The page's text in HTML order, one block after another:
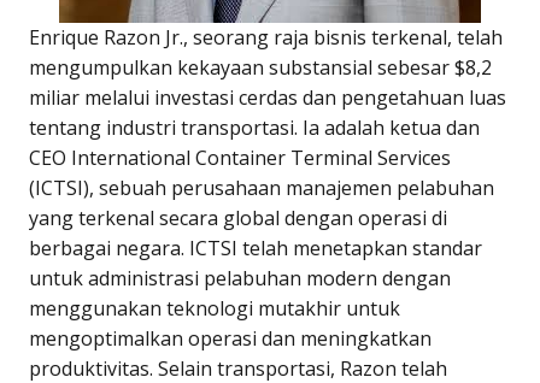
Enrique Razon Jr., seorang raja bisnis terkenal, telah
mengumpulkan kekayaan substansial sebesar $8,2
miliar melalui investasi cerdas dan pengetahuan luas
tentang industri transportasi. Ia adalah ketua dan
CEO International Container Terminal Services
(ICTSI), sebuah perusahaan manajemen pelabuhan
yang terkenal secara global dengan operasi di
berbagai negara. ICTSI telah menetapkan standar
untuk administrasi pelabuhan modern dengan
menggunakan teknologi mutakhir untuk
mengoptimalkan operasi dan meningkatkan
produktivitas. Selain transportasi, Razon telah